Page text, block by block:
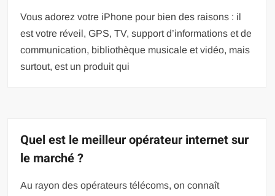
Vous adorez votre iPhone pour bien des raisons : il
est votre réveil, GPS, TV, support d’informations et de
communication, bibliothèque musicale et vidéo, mais
surtout, est un produit qui
Quel est le meilleur opérateur internet sur
le marché ?
Au rayon des opérateurs télécoms, on connaît